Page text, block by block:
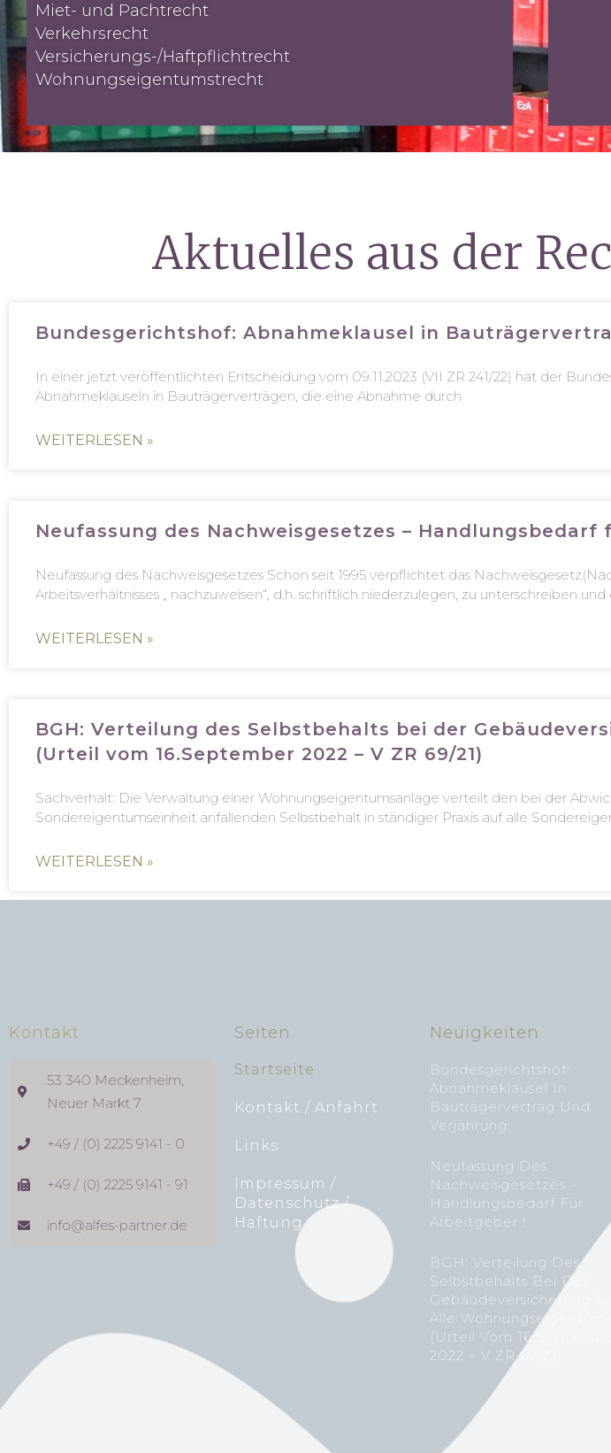
Miet- und Pachtrecht
Verkehrsrecht
Versicherungs-/Haftpflichtrecht
Wohnungseigentumstrecht
Aktuelles aus der
Bundesgerichtshof: Abnahmeklausel in
In einer jetzt veröffentlichten Entscheidung vom 09.11.2023 (VII ZR 241/22) hat der
Abnahmeklauseln in Bauträgerverträgen, die eine Abnahme durch
WEITERLESEN »
Neufassung des Nachweisgesetzes – Handlungsbedarf
Neufassung des Nachweisgesetzes Schon seit 1995 verpflichtet das
Arbeitsverhältnisses „ nachzuweisen“, d.h. schriftlich niederzulegen, zu unterschreiben
WEITERLESEN »
BGH: Verteilung des Selbstbehalts bei der
(Urteil vom 16.September 2022 – V ZR 69/21)
Sachverhalt: Die Verwaltung einer Wohnungseigentumsanlage verteilt den bei der
Sondereigentumseinheit anfallenden Selbstbehalt in ständiger Praxis auf alle
WEITERLESEN »
Kontakt
53 340 Meckenheim,
Neuer Markt 7
+49 / (0) 2225 9141 - 0
+49 / (0) 2225 9141 - 91
info@alfes-partner.de
Seiten
Startseite
Kontakt / Anfahrt
Links
Impressum /
Datenschutz /
Haftung
Neuigkeiten
Bundesgerichtshof:
Abnahmeklausel In
Bauträgervertrag Und
Verjährung
Neufassung Des
Nachweisgesetzes –
Handlungsbedarf Für
Arbeitgeber !
BGH: Verteilung Des
Selbstbehalts Bei Der
Gebäudeversicherung Auf
Alle
(Urteil Vom 16.September
2022 – V ZR 69/21)